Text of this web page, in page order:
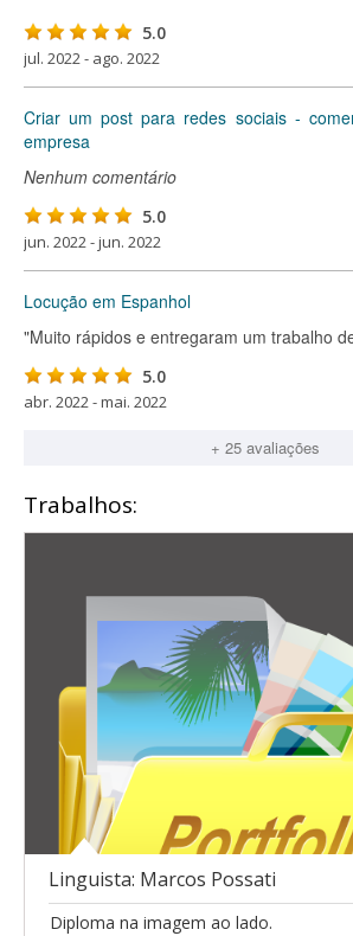
5.0
jul. 2022 - ago. 2022
Criar um post para redes sociais -
empresa
Nenhum comentário
5.0
jun. 2022 - jun. 2022
Locução em Espanhol
"Muito rápidos e entregaram um trabalho
5.0
abr. 2022 - mai. 2022
+ 25 avaliações
Trabalhos:
Linguista: Marcos Possati
Diploma na imagem ao lado.